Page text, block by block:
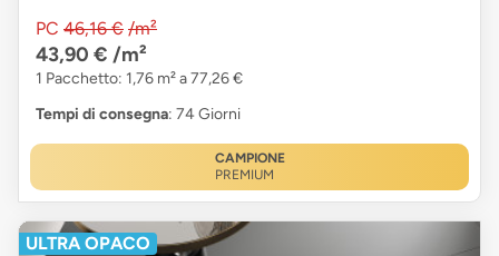
PC 46,16 € /m²
43,90 € /m²
1 Pacchetto: 1,76 m² a 77,26 €
Tempi di consegna: 74 Giorni
CAMPIONE
PREMIUM
ULTRA OPACO